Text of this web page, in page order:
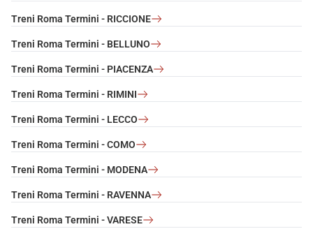
Treni Roma Termini - RICCIONE
Treni Roma Termini - BELLUNO
Treni Roma Termini - PIACENZA
Treni Roma Termini - RIMINI
Treni Roma Termini - LECCO
Treni Roma Termini - COMO
Treni Roma Termini - MODENA
Treni Roma Termini - RAVENNA
Treni Roma Termini - VARESE